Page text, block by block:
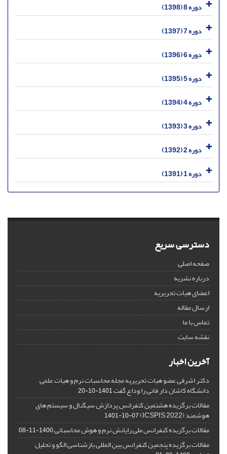
دوره 8 (1398)
دوره 7 (1397)
دوره 6 (1396)
دوره 5 (1395)
دوره 4 (1394)
دوره 3 (1393)
دوره 2 (1392)
دوره 1 (1391)
دسترسی سریع
صفحه اصلی
درباره نشریه
اعضای هیات تحریریه
ارسال مقاله
تماس با ما
نقشه سایت
آخرین اخبار
دکتر اشرفی عضو هیات تحریریه مجله محاسبات نرم و هیات علمی
دانشگاه کاشان دار فانی را وداع گفت1401-10-20
مقالات برگزیده هشتمین کنفرانس پردازش سیگنال و سیستم های
هوشمند (ICSPIS 2022) 1401-10-07
مقالات برگزیده کنفرانس ملی رایانش نرم و هوش محاسباتی1400-11-08
مقالات برگزیده پنجمین کنفرانس بین المللی بازشناسی الگو و تحلیل